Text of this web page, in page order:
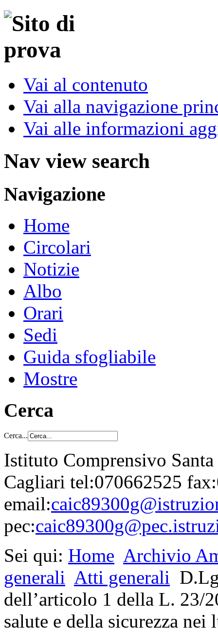
Vai al contenuto
Vai alla navigazione
Vai alle informazioni
Nav view search
Navigazione
Home
Circolari
Notizie
Albo
Orari
Sedi
Guida sfogliabile
Mostre
Cerca
Cerca...
Istituto Comprensivo
Cagliari tel:070662525
email:
pec:
Sei qui: Home Archivio
generali Atti generali
dell’articolo 1 della L. 23/
salute e della sicurezza